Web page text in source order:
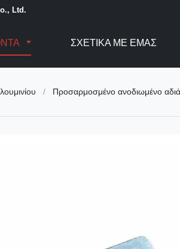
Ltd.
ΣΧΕΤΙΚΆ ΜΕ ΕΜΆΣ
/ Προσαρμοσμένο ανοδιωμένο